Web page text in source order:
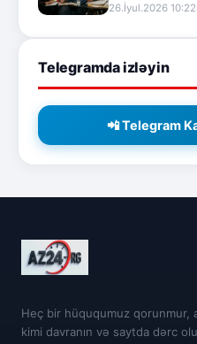
26.İyul.2026 10:22
Telegramda izləyin
📲 Telegram
Heç bir hüququmuz qorunmur,
kimi davranın və saytda dərc